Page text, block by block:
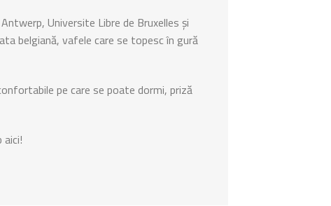
Universite Libre de Bruxelles și
belgiană, vafele care se topesc în gură
pe care se poate dormi, priză